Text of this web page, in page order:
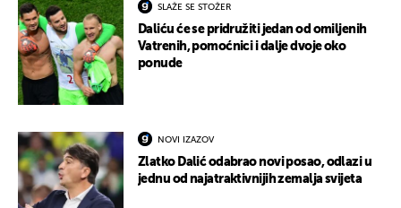
SLAŽE SE STOŽER
Daliću će se pridružiti jedan od omiljenih
Vatrenih, pomoćnici i dalje dvoje oko
ponude
NOVI IZAZOV
Zlatko Dalić odabrao novi posao, odlazi u
jednu od najatraktivnijih zemalja svijeta